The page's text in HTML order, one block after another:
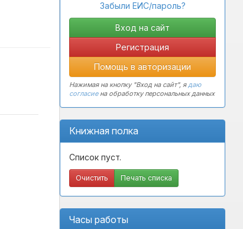
Забыли ЕИС/пароль?
Регистрация
Помощь в авторизации
Нажимая на кнопку "Вход на сайт", ядаю
согласиена обработку персональных данных
Книжная полка
Список пуст.
Очистить Печать списка
Часы работы